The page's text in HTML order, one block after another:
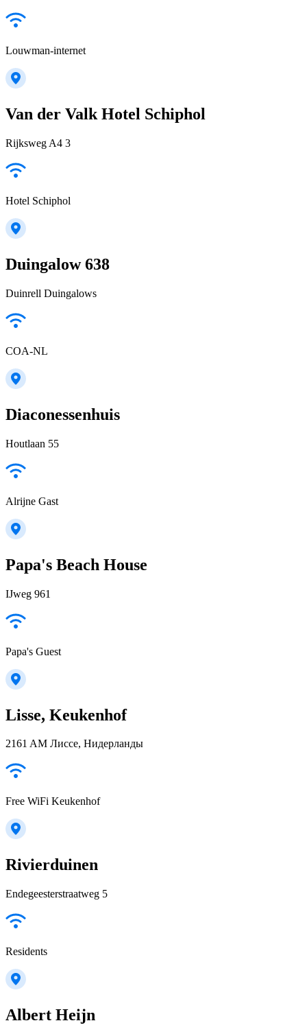
Louwman-internet
Van der Valk Hotel Schiphol
Rijksweg A4 3
Hotel Schiphol
Duingalow 638
Duinrell Duingalows
COA-NL
Diaconessenhuis
Houtlaan 55
Alrijne Gast
Papa's Beach House
IJweg 961
Papa's Guest
Lisse, Keukenhof
2161 AM Лиссе, Нидерланды
Free WiFi Keukenhof
Rivierduinen
Endegeesterstraatweg 5
Residents
Albert Heijn